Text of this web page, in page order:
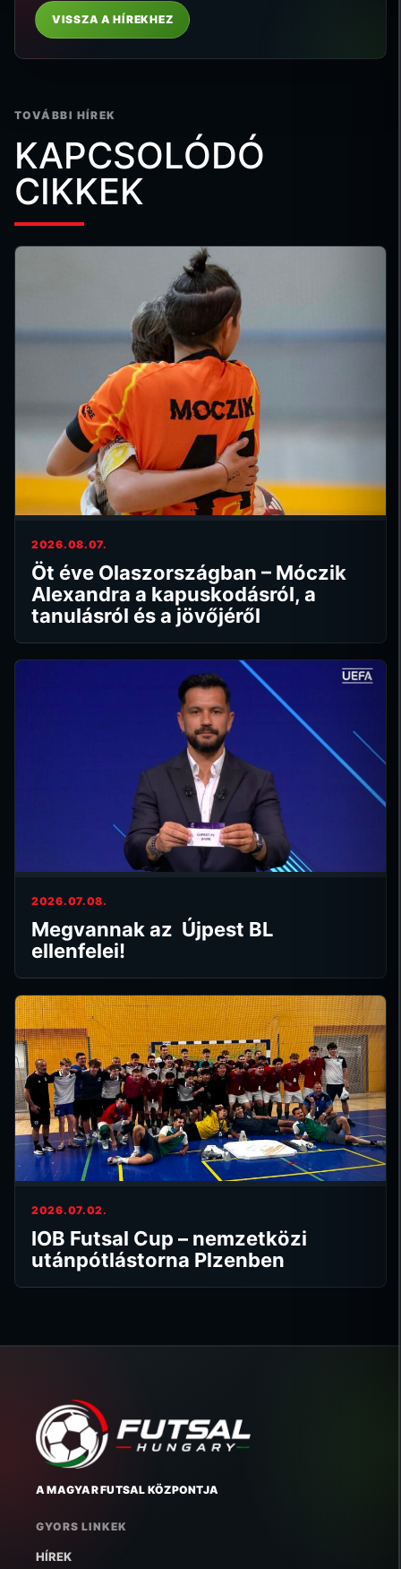
VISSZA A HÍREKHEZ
TOVÁBBI HÍREK
KAPCSOLÓDÓ
CIKKEK
2026.08.07.
Öt éve Olaszországban – Móczik
Alexandra a kapuskodásról, a
tanulásról és a jövőjéről
2026.07.08.
Megvannak az Újpest BL
ellenfelei!
2026.07.02.
IOB Futsal Cup – nemzetközi
utánpótlástorna Plzenben
A MAGYAR FUTSAL KÖZPONTJA
GYORS LINKEK
HÍREK